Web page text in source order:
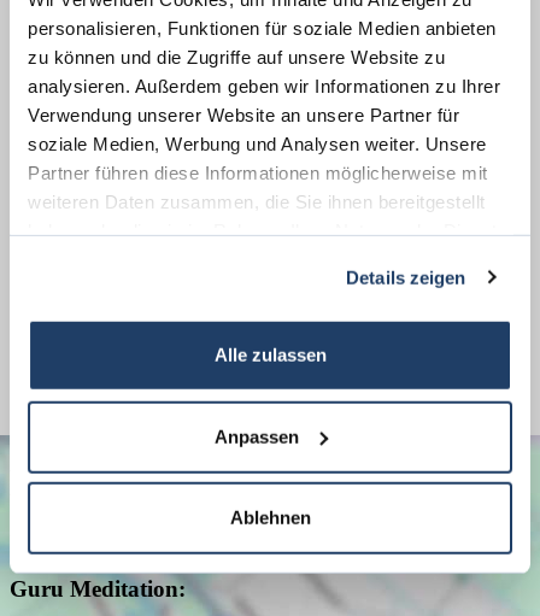
personalisieren, Funktionen für soziale Medien anbieten
zu können und die Zugriffe auf unsere Website zu
analysieren. Außerdem geben wir Informationen zu Ihrer
Verwendung unserer Website an unsere Partner für
soziale Medien, Werbung und Analysen weiter. Unsere
Partner führen diese Informationen möglicherweise mit
weiteren Daten zusammen, die Sie ihnen bereitgestellt
Details zeigen
Alle zulassen
Anpassen
Ablehnen
Weitere Informationen
Wesentlicher Energieträger
Gas
Energieausweis Ausstelldatum
2021-03-02
Energieausweis gültig bis
02.03.2031
Energieausweis Jahrgang
ab dem 1.5.2014